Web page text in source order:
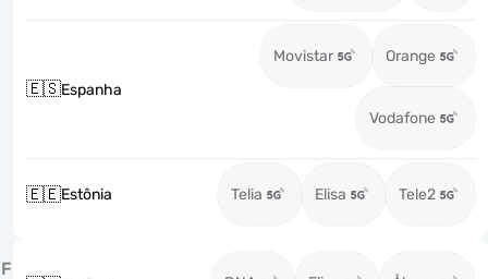
🇪🇸Espanha
Movistar Orange
Vodafone
🇪🇪Estônia Telia Elisa Tele2
F